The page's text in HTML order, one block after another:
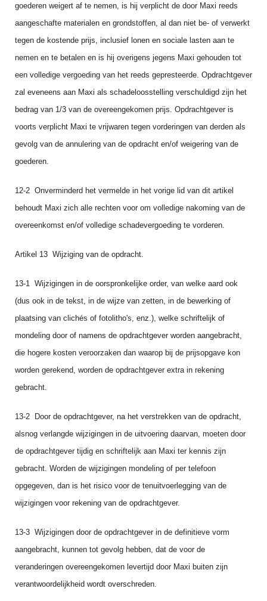
goederen weigert af te nemen, is hij verplicht de door Maxi reeds
aangeschafte materialen en grondstoffen, al dan niet be‑ of verwerkt
tegen de kostende prijs, inclusief lonen en sociale lasten aan te
nemen en te betalen en is hij overigens jegens Maxi gehouden tot
een volledige vergoeding van het reeds gepresteerde. Opdracht­gever
zal eveneens aan Maxi als schadeloosstelling verschuldigd zijn het
bedrag van 1/3 van de overeengeko­men prijs. Opdrachtgever is
voorts verplicht Maxi te vrijwaren tegen vorderin­gen van derden als
gevolg van de annulering van de opdracht en/of weigering van de
goederen.
12‑2 Onverminderd het vermelde in het vorige lid van dit artikel
behoudt Maxi zich alle rechten voor om volledige nakoming van de
overeenkomst en/of volledige schadevergoe­ding te vorderen.
Artikel 13 Wijziging van de opdracht.
13‑1 Wijzigingen in de oorspronkelijke order, van welke aard ook
(dus ook in de tekst, in de wijze van zetten, in de bewerking of
plaatsing van clichés of fotolitho's, enz.), welke schriftelijk of
mondeling door of namens de opdrachtgever worden aangebracht,
die hogere kosten veroorzaken dan waarop bij de prijsopgave kon
worden gerekend, worden de opdrachtgever extra in rekening
gebracht.
13‑2 Door de opdrachtgever, na het verstrekken van de opdracht,
alsnog verlangde wijzigingen in de uitvoering daarvan, moeten door
de opdrachtgever tijdig en schriftelijk aan Maxi ter kennis zijn
gebracht. Worden de wijzigingen mondeling of per telefoon
opgegeven, dan is het risico voor de tenuitvoerleg­ging van de
wijzigingen voor rekening van de opdrachtgever.
13‑3 Wijzigingen door de opdrachtgever in de definitieve vorm
aangebracht, kunnen tot gevolg hebben, dat de voor de
veranderingen overeengekomen levertijd door Maxi buiten zijn
verantwoor­delijkheid wordt overschreden.